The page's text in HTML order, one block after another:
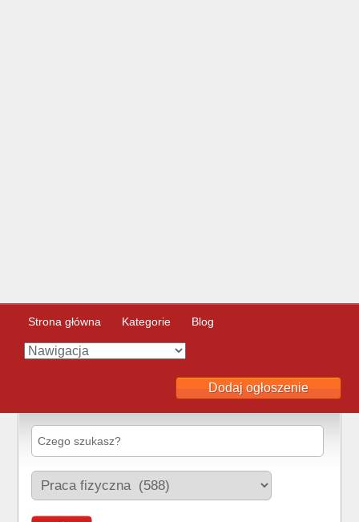
Strona główna Kategorie Blog
Dodaj ogłoszenie